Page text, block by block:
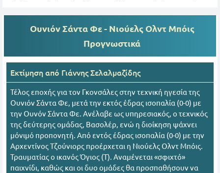
Ουνιόν Σάντα Φε - Νιούελς Ολντ Μπόις
Προγνωστικά
Εκτίμηση από Γιάννης Σελαλμαζίδης
Τέλος εποχής για τον Γκονσάλες στην τεχνική ηγεσία της
Ουνιόν Σάντα Φε, μετά την εκτός έδρας ισοπαλία (0-0) με
την Ουνόν Σάντα Φε. Ανέλαβε ως υπηρεσιακός, ο τεχνικός
της δεύτερης ομάδας, Βασολέρ, ενώ η διοίκηση ψάχνει
μόνιμό προπονητή. Από εντός έδρας ισοπαλία (0-0) με την
Αρχεντίνος Τζούνιορς προέρχεται η Νιούελς Ολντ Μπόις.
Τραυματίας ο ικανός Όγιος (Τ). Αναμένεται «σφιχτό»
παιχνίδι, καθώς και οι δυο ομάδες θα προσπαθήσουν να